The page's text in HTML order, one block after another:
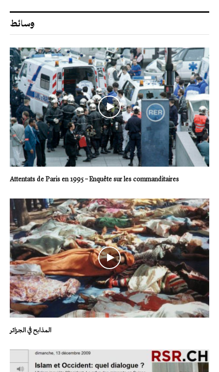
وسائط
Attentats de Paris en 1995 – Enquête sur les commanditaires
المذابح في الجزائر